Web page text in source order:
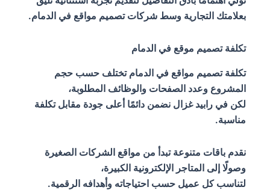
بعلامتك التجارية وسط شركات تصميم مواقع في الدمام.
تكلفة تصميم موقع في الدمام
تكلفة تصميم مواقع في الدمام تختلف حسب حجم
المشروع وعدد الصفحات والوظائف المطلوبة،
لكن في رابيد غزال نضمن دائمًا أعلى جودة مقابل تكلفة
مناسبة.
نقدم باقات متنوعة تبدأ من مواقع الشركات الصغيرة
وصولًا إلى المتاجر الإلكترونية الكبيرة،
لتناسب كل عميل حسب احتياجاته وأهدافه الرقمية.